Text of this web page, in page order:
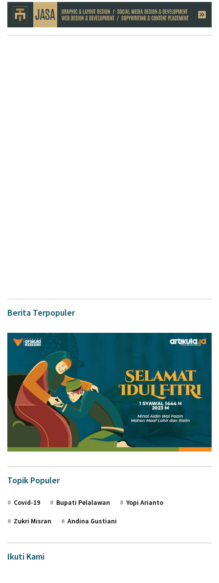
Berita Terpopuler
Topik Populer
Covid-19 Bupati Pelalawan Yopi Arianto
Zukri Misran Andina Gustiani
Ikuti Kami